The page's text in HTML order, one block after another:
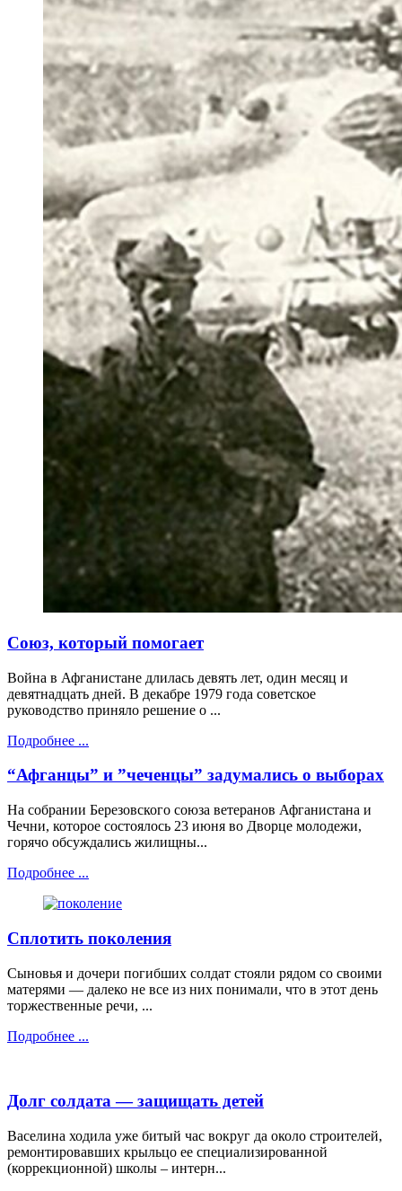
Союз, который помогает
Война в Афганистане длилась девять лет, один месяц и
девятнадцать дней. В декабре 1979 года советское
руководство приняло решение о ...
Подробнее ...
“Афганцы” и ”чеченцы” задумались о выборах
На собрании Березовского союза ветеранов Афганистана и
Чечни, которое состоялось 23 июня во Дворце молодежи,
горячо обсуждались жилищны...
Подробнее ...
Сплотить поколения
Сыновья и дочери погибших солдат стояли рядом со своими
матерями — далеко не все из них понимали, что в этот день
торжественные речи, ...
Подробнее ...
Долг солдата — защищать детей
Васелина ходила уже битый час вокруг да около строителей,
ремонтировавших крыльцо ее специализированной
(коррекционной) школы – интерн...